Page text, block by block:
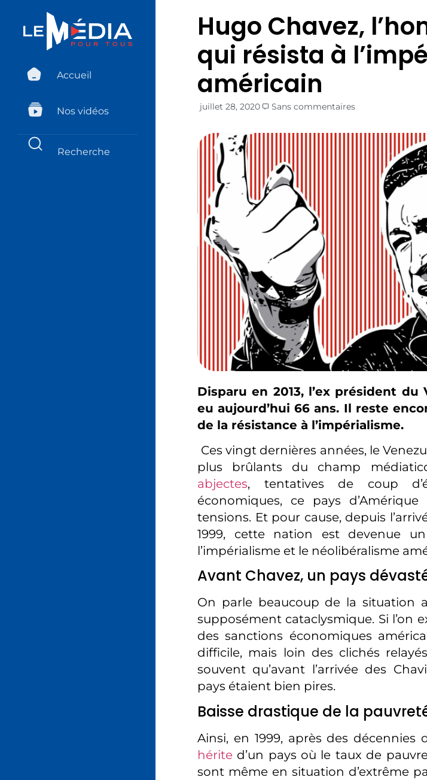
Accueil
Nos vidéos
Hugo Chavez,
qui résista à
américain
juillet 28, 2020 Sans commentaires
Disparu en 2013, l’ex président du
eu aujourd’hui 66 ans. Il reste
de la résistance à l’impérialisme.
Ces vingt dernières années, le
plus brûlants du champ
abjectes, tentatives de coup
économiques, ce pays
tensions. Et pour cause, depuis
1999, cette nation est devenue
l’impérialisme et le néolibéralisme
Avant Chavez, un pays
On parle beaucoup de la situation
supposément cataclysmique. Si l’on
des sanctions économiques
difficile, mais loin des clichés
souvent qu’avant l’arrivée des
pays étaient bien pires.
Baisse drastique de la
Ainsi, en 1999, après des décennies
hérite d’un pays où le taux de
sont même en situation d’extrême